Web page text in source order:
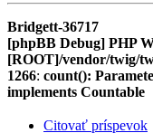
Bridgett-36717
[phpBB Debug] PHP
[ROOT]/vendor/twig/
1266: count():
implements Countable
Citovať príspevok